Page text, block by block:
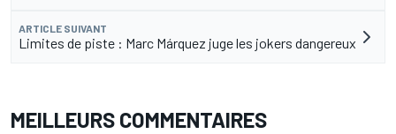
ARTICLE SUIVANT
Limites de piste : Marc Márquez juge les jokers dangereux
MEILLEURS COMMENTAIRES